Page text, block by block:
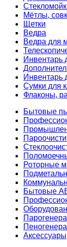
Мётлы,
Щетки
Ведра
Ведра для
Инвентарь
Инвентарь
Сумки для
Флаконы,
Бытовые
Роторные
Бытовые